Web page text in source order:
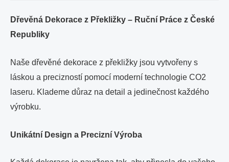
Dřevěná Dekorace z Překližky – Ruční Práce z České
Republiky
Naše dřevěné dekorace z překližky jsou vytvořeny s
láskou a precizností pomocí moderní technologie CO2
laseru. Klademe důraz na detail a jedinečnost každého
výrobku.
Unikátní Design a Precizní Výroba